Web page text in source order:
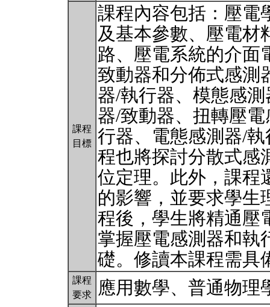
課程
目標
課程內容包括：壓電
及基本參數、壓電材
路、壓電系統的介面
致動器和分佈式感測
器/執行器、模態感
器/致動器、扭轉壓
行器、電態感測器/
程也將探討分散式感
位定理。此外，課程
的影響，並要求學生
程後，學生將精通壓
掌握壓電感測器和執
礎。修讀本課程需
課程
要求
應用數學、普通物理